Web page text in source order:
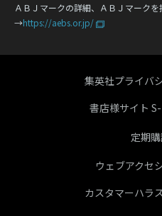
ＡＢＪマークの詳細、ＡＢＪマーク
→https://aebs.or.jp/
集英社プライバ
書店様サイト
定期
ウェブアクセ
カスタマーハラ